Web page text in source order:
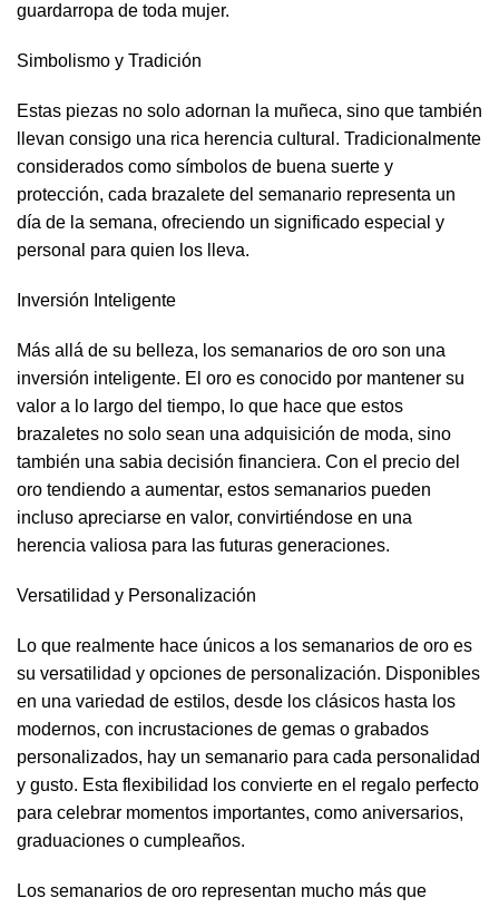
guardarropa de toda mujer.
Simbolismo y Tradición
Estas piezas no solo adornan la muñeca, sino que también
llevan consigo una rica herencia cultural. Tradicionalmente
considerados como símbolos de buena suerte y
protección, cada brazalete del semanario representa un
día de la semana, ofreciendo un significado especial y
personal para quien los lleva.
Inversión Inteligente
Más allá de su belleza, los semanarios de oro son una
inversión inteligente. El oro es conocido por mantener su
valor a lo largo del tiempo, lo que hace que estos
brazaletes no solo sean una adquisición de moda, sino
también una sabia decisión financiera. Con el precio del
oro tendiendo a aumentar, estos semanarios pueden
incluso apreciarse en valor, convirtiéndose en una
herencia valiosa para las futuras generaciones.
Versatilidad y Personalización
Lo que realmente hace únicos a los semanarios de oro es
su versatilidad y opciones de personalización. Disponibles
en una variedad de estilos, desde los clásicos hasta los
modernos, con incrustaciones de gemas o grabados
personalizados, hay un semanario para cada personalidad
y gusto. Esta flexibilidad los convierte en el regalo perfecto
para celebrar momentos importantes, como aniversarios,
graduaciones o cumpleaños.
Los semanarios de oro representan mucho más que